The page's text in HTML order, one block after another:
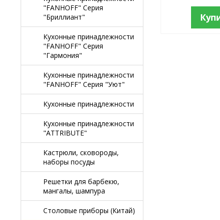
"FANHOFF" Серия
"Бриллиант"
Кухонные принадлежности
"FANHOFF" Серия
"Гармония"
Кухонные принадлежности
"FANHOFF" Серия "Уют"
Кухонные принадлежности
Кухонные принадлежности
"ATTRIBUTE"
Кастрюли, сковороды,
наборы посуды
Решетки для барбекю,
мангалы, шампура
Столовые приборы (Китай)